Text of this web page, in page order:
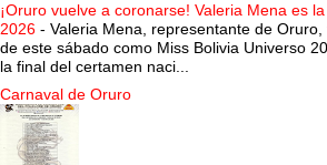
¡Oruro vuelve a coronarse! Valeria Mena es
2026 - Valeria Mena, representante de
de este sábado como Miss Bolivia Universo
la final del certamen naci...
Carnaval de Oruro